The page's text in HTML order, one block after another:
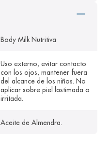
Body Milk Nutritiva
Uso externo, evitar contacto
con los ojos, mantener fuera
del alcance de los niños. No
aplicar sobre piel lastimada o
irritada.
Aceite de Almendra.